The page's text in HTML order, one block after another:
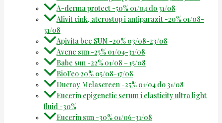
A-derma protect -50% 01/04 do 31/08
Alivit cink, aterostop i antiparazit -20% 01/08-
31/08
Apivita bee SUN -20% 03/08-23/08
Avene sun -25% 01/04-31/08
Babe sun -22% 01/08 – 15/08
BioTeo 20% 05/08-17/08
Ducray Melascreen -25% 01/04 do 31/08
Eucerin epigenetic serum i elasticity ultra light
fluid -30%
Eucerin sun -30% 01/06-31/08